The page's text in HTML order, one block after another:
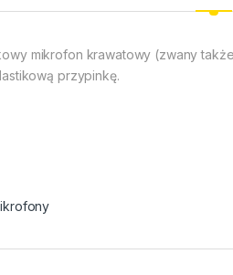
mikrofon krawatowy (zwany
przypinkę.